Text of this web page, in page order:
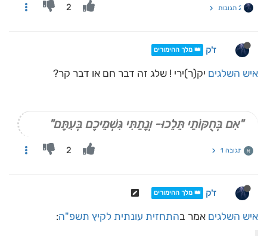
2 תגובות 2
ז'ק 👑 מלך ההימורים
איש השלגים יק(ר)ירי ! שלג זה דבר חם או דבר קר?
"אִם בְּחֻקּוֹתַי תֵּלֵכוּ- וְנָתַתִּי גִּשְׁמֵיכֶם בְּעִתָּם"
א תגובה 1 2
ז'ק 👑 מלך ההימורים
איש השלגים אמר בהתחזית עונתית לקיץ תשפ"ה: